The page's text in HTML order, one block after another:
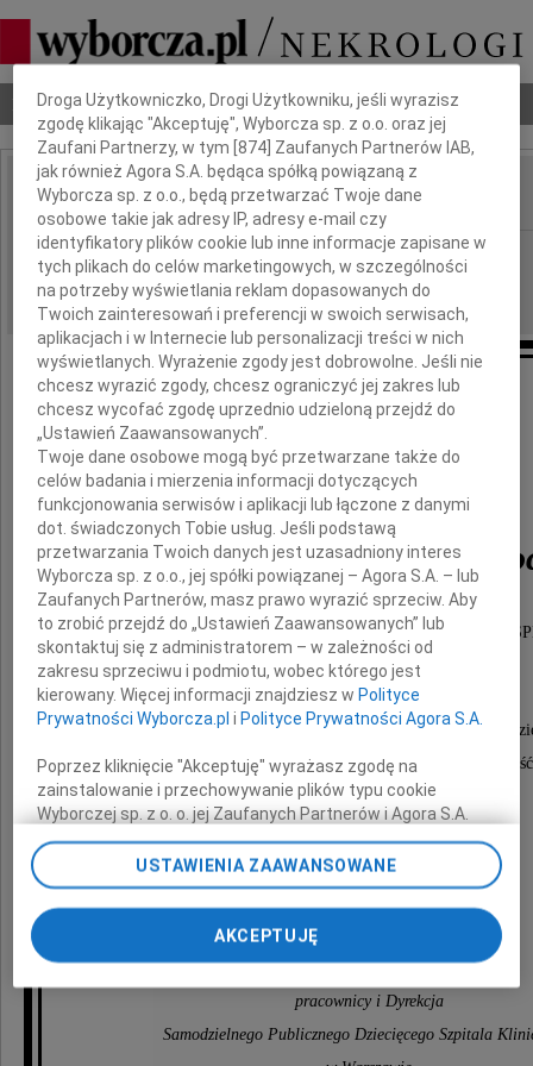
Nekrologi Odeszli Poradnik pogrzebowy
IMIĘ I NAZWISKO:
REGION: Warszawa
DATA EMISJI: 17.06.2009
Dnia 9 czerwca 2009 roku zmarła
profesor dr hab.
Krystyna Białowąs-
wieloletni Kierownik Kliniki Chirurgii Dziecięcej
w Warszawie przy ul. Litewskiej.
Całe swoje życie i wielkie serce poświęciła chorym
Była ich przyjacielem, dającym nadzieję i radość
oraz aniołem w trudnych chwilach choroby.
Rodzinie
wyrazy współczucia składają
pracownicy i Dyrekcja
Samodzielnego Publicznego Dziecięcego Szpitala
Dbamy o Twoją prywatność
Droga Użytkowniczko, Drogi Użytkowniku, jeśli wyrazisz
zgodę klikając "Akceptuję", Wyborcza sp. z o.o. oraz jej
Zaufani Partnerzy, w tym [874 ] Zaufanych Partnerów IAB,
jak również Agora S.A. będąca spółką powiązaną z
Wyborcza sp. z o.o., będą przetwarzać Twoje dane
osobowe takie jak adresy IP, adresy e-mail czy
identyfikatory plików cookie lub inne informacje zapisane w
tych plikach do celów marketingowych, w szczególności
na potrzeby wyświetlania reklam dopasowanych do
Twoich zainteresowań i preferencji w swoich serwisach,
aplikacjach i w Internecie lub personalizacji treści w nich
wyświetlanych. Wyrażenie zgody jest dobrowolne. Jeśli nie
chcesz wyrazić zgody, chcesz ograniczyć jej zakres lub
chcesz wycofać zgodę uprzednio udzieloną przejdź do
„Ustawień Zaawansowanych”.
Twoje dane osobowe mogą być przetwarzane także do
celów badania i mierzenia informacji dotyczących
funkcjonowania serwisów i aplikacji lub łączone z danymi
dot. świadczonych Tobie usług. Jeśli podstawą
przetwarzania Twoich danych jest uzasadniony interes
Wyborcza sp. z o.o., jej spółki powiązanej – Agora S.A. – lub
Zaufanych Partnerów, masz prawo wyrazić sprzeciw. Aby
to zrobić przejdź do „Ustawień Zaawansowanych” lub
skontaktuj się z administratorem – w zależności od
zakresu sprzeciwu i podmiotu, wobec którego jest
kierowany. Więcej informacji znajdziesz w Polityce
Prywatności Wyborcza.pl i Polityce Prywatności Agora S.A.
Poprzez kliknięcie "Akceptuję" wyrażasz zgodę na
zainstalowanie i przechowywanie plików typu cookie
Wyborczej sp. z o. o. jej Zaufanych Partnerów i Agora S.A.
na Twoim urządzeniu końcowym. Możesz też w każdej
chwili zmienić swoje preferencje dot. plików cookie,
ponownie wywołując narzędzie do zarządzania Twoimi
preferencjami dot. przetwarzania danych poprzez
odnośnik „Ustawienia prywatności” w stopce serwisu i
przechodząc do sekcji „Ustawienia zaawansowane”.
USTAWIENIA ZAAWANSOWANE
AKCEPTUJĘ